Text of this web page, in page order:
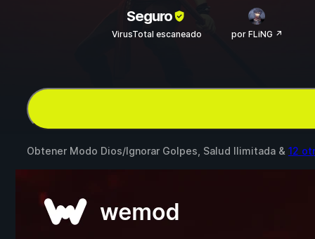
Seguro
VirusTotal escaneado por FLiNG ↗
Obtener Modo Dios/Ignorar Golpes, Salud Ilimitada & 12